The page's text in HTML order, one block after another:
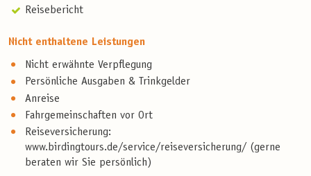
Reisebericht
Nicht enthaltene Leistungen
Nicht erwähnte Verpflegung
Persönliche Ausgaben & Trinkgelder
Anreise
Fahrgemeinschaften vor Ort
Reiseversicherung:
www.birdingtours.de/service/reiseversicherung/ (gerne
beraten wir Sie persönlich)